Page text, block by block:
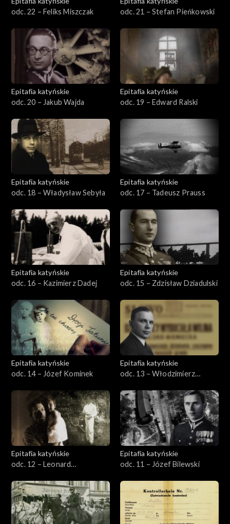
odc. 22 – Feliks Miszczak
odc. 21 – Stefan Pieńkowski
Epitafia katyńskie
odc. 20 – Jakub Wajda
Epitafia katyńskie
odc. 19 – Edward Ralski
Epitafia katyńskie
odc. 18 – Władysław Sebyła
Epitafia katyńskie
odc. 17 – Tadeusz Prauss
Epitafia katyńskie
odc. 16 – Kazimierz Dadej
Epitafia katyńskie
odc. 15 – Zdzisław Dziadulski
Epitafia katyńskie
odc. 14 – Józef Kominek
Epitafia katyńskie
odc. 13 – Włodzimierz
Epitafia katyńskie
odc. 12 – Leonard
Epitafia katyńskie
odc. 11 – Józef Bilewski